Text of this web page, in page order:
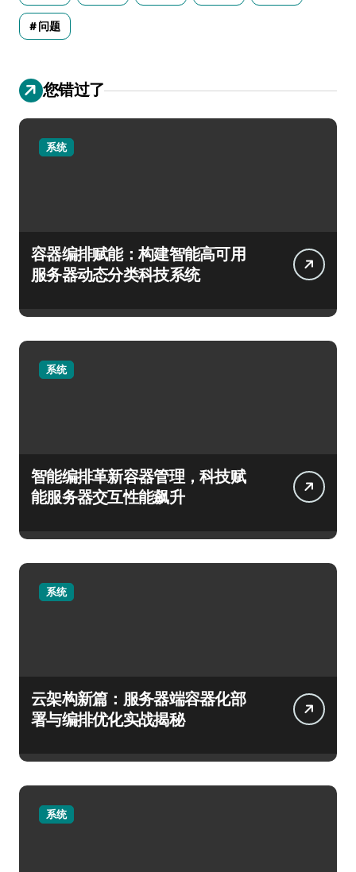
问题
您错过了
系统
容器编排赋能：构建智能高可用
服务器动态分类科技系统
系统
智能编排革新容器管理，科技赋
能服务器交互性能飙升
系统
云架构新篇：服务器端容器化部
署与编排优化实战揭秘
系统